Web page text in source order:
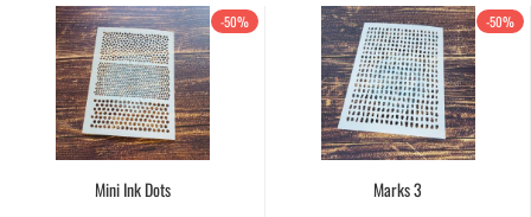
-50%
Mini Ink Dots
-50%
Marks 3